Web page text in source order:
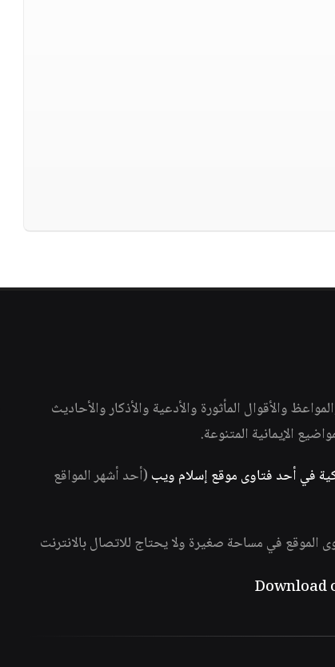
والأقوال المأثورة والأدعية والأذكار والأحاديث
الإيمانية المتنوعة.
في أحد فتاوى موقع إسلام ويب (أحد أشهر المواقع
الموقع في مساحة صغيرة ولا يحتاج للاتصال بالانترنت